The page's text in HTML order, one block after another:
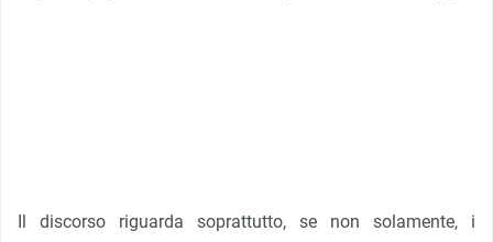
Il discorso riguarda soprattutto, se non solamente, i